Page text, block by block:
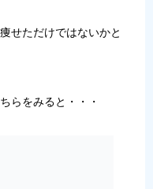
せただけではないかと
らをみると・・・